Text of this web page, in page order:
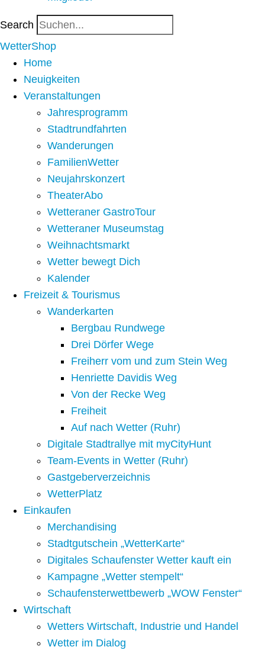
Search
WetterShop
Home
Neuigkeiten
Veranstaltungen
Jahresprogramm
Stadtrundfahrten
Wanderungen
FamilienWetter
Neujahrskonzert
TheaterAbo
Wetteraner GastroTour
Wetteraner Museumstag
Weihnachtsmarkt
Wetter bewegt Dich
Kalender
Freizeit & Tourismus
Wanderkarten
Bergbau Rundwege
Drei Dörfer Wege
Freiherr vom und zum Stein Weg
Henriette Davidis Weg
Von der Recke Weg
Freiheit
Auf nach Wetter (Ruhr)
Digitale Stadtrallye mit myCityHunt
Team-Events in Wetter (Ruhr)
Gastgeberverzeichnis
WetterPlatz
Einkaufen
Merchandising
Stadtgutschein „WetterKarte“
Digitales Schaufenster Wetter kauft ein
Kampagne „Wetter stempelt“
Schaufensterwettbewerb „WOW Fenster“
Wirtschaft
Wetters Wirtschaft, Industrie und Handel
Wetter im Dialog